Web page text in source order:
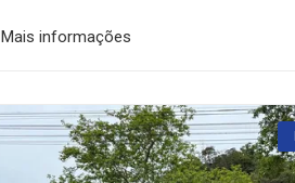
Mais informações